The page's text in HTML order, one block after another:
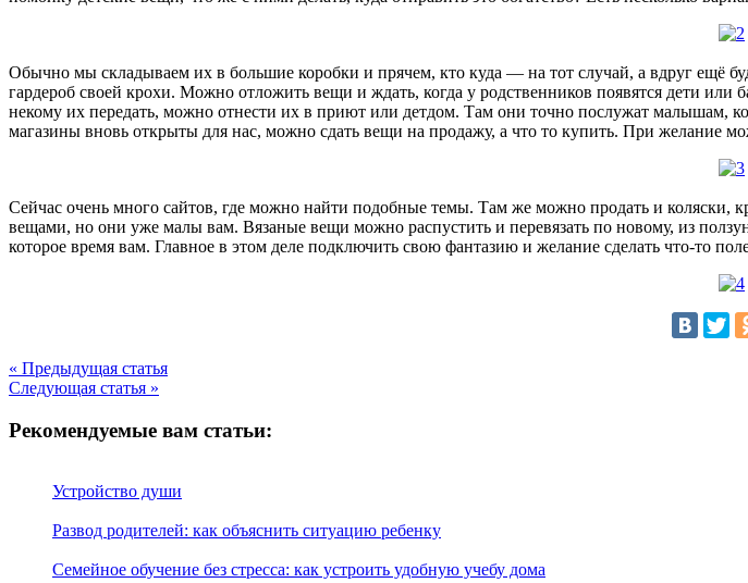
Обычно мы складываем их в большие коробки и прячем, кто куда — на тот случай, а вдруг ещё
гардероб своей крохи. Можно отложить вещи и ждать, когда у родственников появятся дети или
некому их передать, можно отнести их в приют или детдом. Там они точно послужат
магазины вновь открыты для нас, можно сдать вещи на продажу, а что то купить. При желание
Сейчас очень много сайтов, где можно найти подобные темы. Там же можно продать и коляски,
вещами, но они уже малы вам. Вязаные вещи можно распустить и перевязать по новому, из
которое время вам. Главное в этом деле подключить свою фантазию и желание сделать что-то
« Предыдущая статья
Следующая статья »
Рекомендуемые вам статьи:
Устройство души
Развод родителей: как объяснить ситуацию ребенку
Семейное обучение без стресса: как устроить удобную учебу дома